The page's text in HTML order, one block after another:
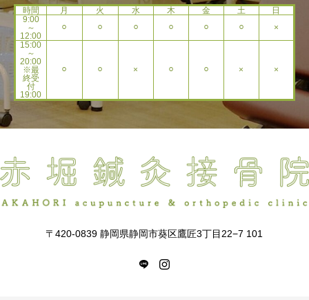
時間 月 火 水 木 金 土
日
9:00
～
12:00
⚪︎ ⚪︎ ⚪︎ ⚪︎ ⚪︎ ⚪︎
×
15:00
～
20:00
※最
終受
付
19:00
⚪︎ ⚪︎ × ⚪︎ ⚪︎ × ×
〒420-0839 静岡県静岡市葵区鷹匠3丁目22−7 101